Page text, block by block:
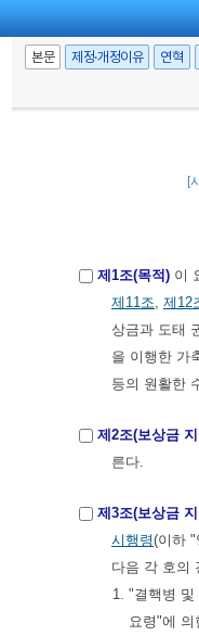
62호, 2026. 6. 2., 일부개정]
본문 제정·개정이유 연혁
[
제1조(목적) 이
제11조, 제12
상금과 도태
을 이행한 가
등의 원활한
제2조(보상금
른다.
제3조(보상금
시행령(이하
다음 각 호의
1. "결핵병
요령"에